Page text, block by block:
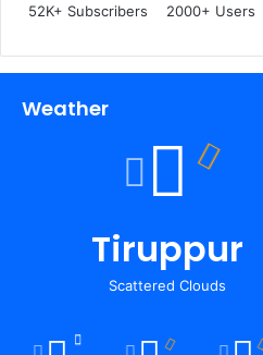
52K+ Subscribers 2000+ Users
Weather
Tiruppur
Scattered Clouds